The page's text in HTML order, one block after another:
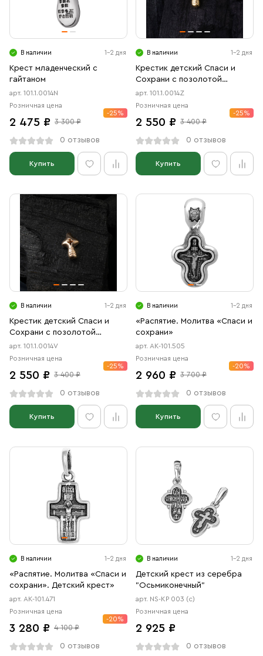
Ювелирные изделия
В наличии 1-2 дня
Крест младенческий с
гайтаном
арт. 101.1.0014N
Розничная цена
2 475 ₽ 3 300 ₽
-25%
0 отзывов
Купить
В наличии 1-2 дня
Крестик детский Спаси и
Сохрани с позолотой
желтой
арт. 101.1.0014Z
Розничная цена
2 550 ₽ 3 400 ₽
-25%
0 отзывов
Купить
В наличии 1-2 дня
Крестик детский Спаси и
Сохрани с позолотой
красной
арт. 101.1.0014V
Розничная цена
2 550 ₽ 3 400 ₽
-25%
0 отзывов
Купить
В наличии 1-2 дня
«Распятие. Молитва «Спаси и
сохрани»
арт. АК-101.505
Розничная цена
2 960 ₽ 3 700 ₽
-20%
0 отзывов
Купить
В наличии 1-2 дня
«Распятие. Молитва «Спаси и
сохрани». Детский крест»
арт. АК-101.471
Розничная цена
3 280 ₽ 4 100 ₽
-20%
0 отзывов
В наличии 1-2 дня
Детский крест из серебра
"Осьмиконечный"
арт. NS-КР 003 (с)
Розничная цена
2 925 ₽
0 отзывов